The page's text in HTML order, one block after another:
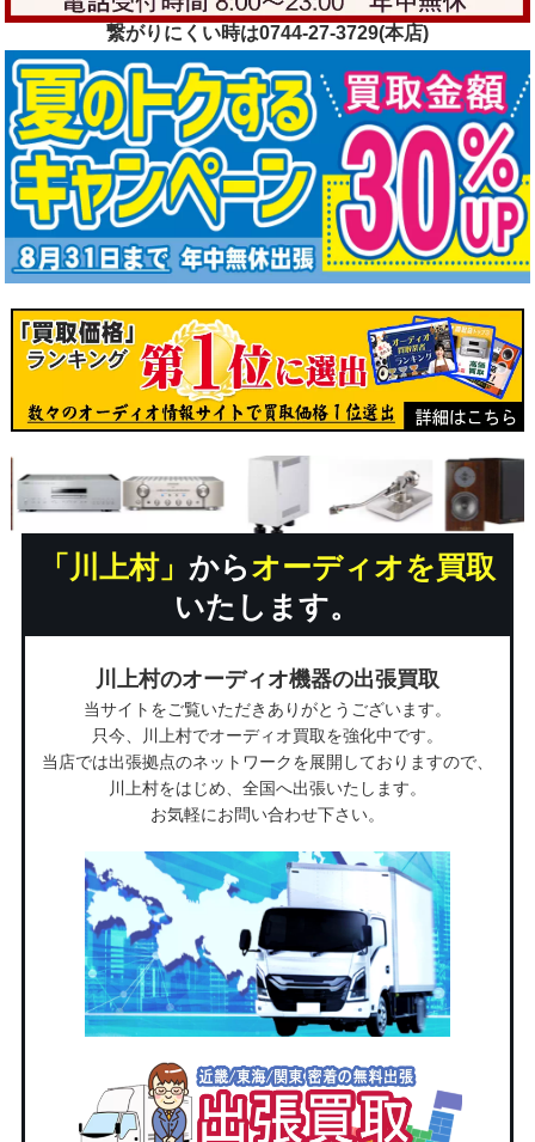
繋がりにくい時は0744-27-3729(本店)
「川上村」 からオーディオを買取
いたします。
川上村のオーディオ機器の出張買取
当サイトをご覧いただきありがとうございます。
只今、川上村でオーディオ買取を強化中です。
当店では出張拠点のネットワークを展開しておりますので、
川上村をはじめ、全国へ出張いたします。
お気軽にお問い合わせ下さい。